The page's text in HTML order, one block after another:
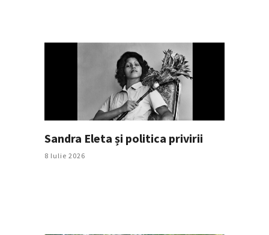
Sandra Eleta și politica privirii
8 Iulie 2026